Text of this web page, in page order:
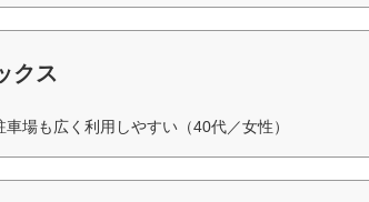
クス
場も広く利用しやすい（40代／女性）